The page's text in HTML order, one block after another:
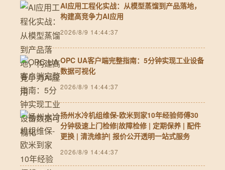
AI应用工程化实战：从模型蒸馏到产品落地，
构建高竞争力AI应用
2026/8/9 14:44:37
OPC UA客户端完整指南：5分钟实现工业设备
数据可视化
2026/8/9 14:44:37
扬州水冷机组维保-欧米到家10年经验师傅30
分钟极速上门检修|故障检修 | 定期保养 | 配件
更换 | 清洗维护| 报价公开透明一站式服务
2026/8/9 14:44:37